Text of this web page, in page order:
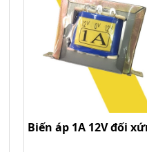
Biến áp 1A 12V đối